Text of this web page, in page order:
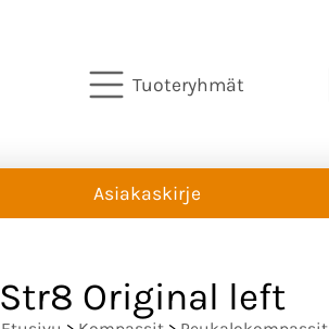
Tuoteryhmät
Asiakaskirje
Str8 Original left